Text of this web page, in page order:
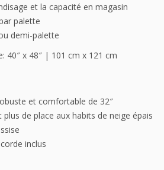
et la capacité en magasin
palette
demi-palette
40″ x 48″ | 101 cm x 121 cm
et comfortable de 32″
de place aux habits de neige épais
inclus